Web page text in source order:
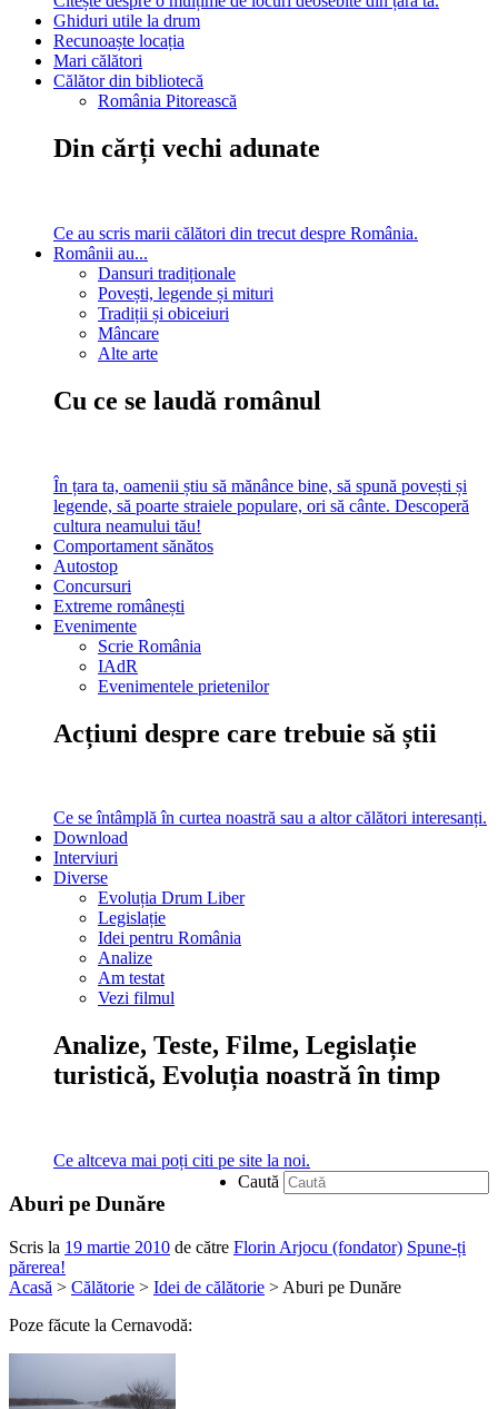
Ghiduri utile la drum
Recunoaște locația
Mari călători
Călător din bibliotecă
România Pitorească
Din cărți vechi adunate
Ce au scris marii călători din trecut despre România.
Românii au...
Dansuri tradiționale
Povești, legende și mituri
Tradiții și obiceiuri
Mâncare
Alte arte
Cu ce se laudă românul
În țara ta, oamenii știu să mănânce bine, să spună povești și
legende, să poarte straiele populare, ori să cânte. Descoperă
cultura neamului tău!
Comportament sănătos
Autostop
Concursuri
Extreme românești
Evenimente
Scrie România
IAdR
Evenimentele prietenilor
Acțiuni despre care trebuie să știi
Ce se întâmplă în curtea noastră sau a altor călători interesanți.
Download
Interviuri
Diverse
Evoluția Drum Liber
Legislație
Idei pentru România
Analize
Am testat
Vezi filmul
Analize, Teste, Filme, Legislație
turistică, Evoluția noastră în timp
Ce altceva mai poți citi pe site la noi.
Caută
Aburi pe Dunăre
Scris la 19 martie 2010 de către Florin Arjocu (fondator) Spune-ți
părerea!
Acasă > Călătorie > Idei de călătorie > Aburi pe Dunăre
Poze făcute la Cernavodă: